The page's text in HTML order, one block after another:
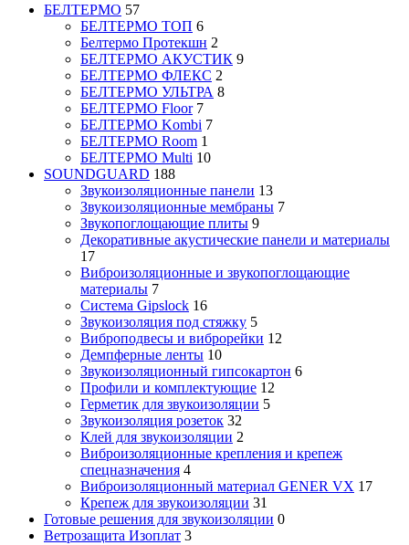
БЕЛТЕРМО 57
БЕЛТЕРМО ТОП 6
Белтермо Протекшн 2
БЕЛТЕРМО АКУСТИК 9
БЕЛТЕРМО ФЛЕКС 2
БЕЛТЕРМО УЛЬТРА 8
БЕЛТЕРМО Floor 7
БЕЛТЕРМО Kombi 7
БЕЛТЕРМО Room 1
БЕЛТЕРМО Multi 10
SOUNDGUARD 188
Звукоизоляционные панели 13
Звукоизоляционные мембраны 7
Звукопоглощающие плиты 9
Декоративные акустические панели и материалы
17
Виброизоляционные и звукопоглощающие
материалы 7
Система Gipslock 16
Звукоизоляция под стяжку 5
Виброподвесы и виброрейки 12
Демпферные ленты 10
Звукоизоляционный гипсокартон 6
Профили и комплектующие 12
Герметик для звукоизоляции 5
Звукоизоляция розеток 32
Клей для звукоизоляции 2
Виброизоляционные крепления и крепеж
спецназначения 4
Виброизоляционный материал GENER VX 17
Крепеж для звукоизоляции 31
Готовые решения для звукоизоляции 0
Ветрозащита Изоплат 3